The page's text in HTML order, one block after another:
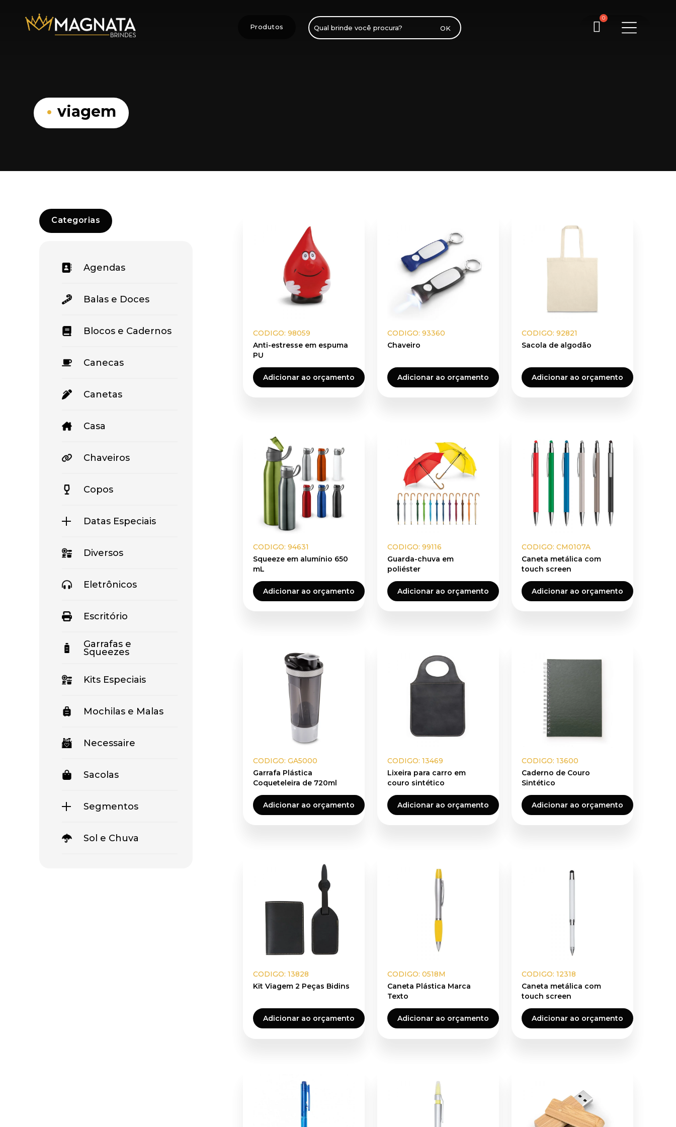
Produtos
Pesquisar
viagem
Categorias
Agendas
Balas e Doces
Blocos e Cadernos
Canecas
Canetas
Casa
Chaveiros
Copos
Datas Especiais
Diversos
Eletrônicos
Escritório
Garrafas e
Squeezes
Kits Especiais
Mochilas e Malas
Necessaire
Sacolas
Segmentos
Sol e Chuva
CODIGO: 98059
Anti-estresse em espuma
PU
Adicionar ao orçamento
CODIGO: 93360
Chaveiro
Adicionar ao orçamento
CODIGO: 92821
Sacola de algodão
Adicionar ao orçamento
CODIGO: 94631
Squeeze em alumínio 650
mL
Adicionar ao orçamento
CODIGO: 99116
Guarda-chuva em
poliéster
Adicionar ao orçamento
CODIGO: CM0107A
Caneta metálica com
touch screen
Adicionar ao orçamento
CODIGO: GA5000
Garrafa Plástica
Coqueteleira de 720ml
Adicionar ao orçamento
CODIGO: 13469
Lixeira para carro em
couro sintético
Adicionar ao orçamento
CODIGO: 13600
Caderno de Couro
Sintético
Adicionar ao orçamento
CODIGO: 13828
Kit Viagem 2 Peças Bidins
Adicionar ao orçamento
CODIGO: 0518M
Caneta Plástica Marca
Texto
Adicionar ao orçamento
CODIGO: 12318
Caneta metálica com
touch screen
Adicionar ao orçamento